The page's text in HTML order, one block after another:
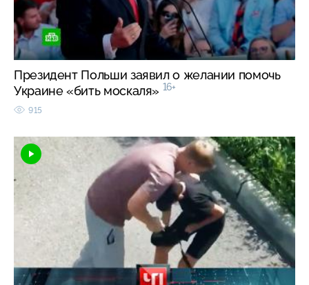
Президент Польши заявил о желании помочь
Украине «бить москаля» 16+
915